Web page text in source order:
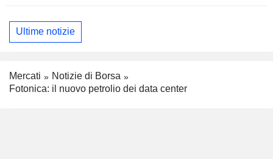
Ultime notizie
Mercati
Notizie di Borsa
Fotonica: il nuovo petrolio dei data center